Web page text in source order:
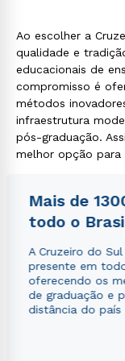
Ao escolher a
qualidade e
educacionais de
compromisso é
métodos
infraestrutura
pós-graduação.
melhor opção para
Mais de
todo o
A Cruzeiro do
presente em
oferecendo os
de graduação e
distância do país
Estou de
autorizo que
envio de